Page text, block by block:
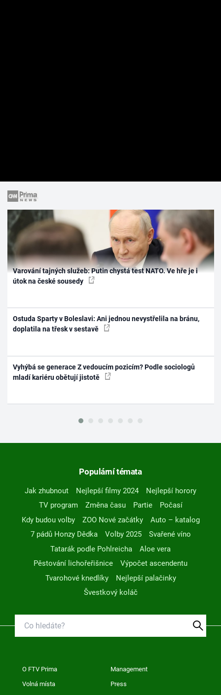
Varování tajných služeb: Putin chystá test NATO. Ve hře je i
útok na české sousedy
Ostuda Sparty v Boleslavi: Ani jednou nevystřelila na bránu,
doplatila na třesk v sestavě
Vyhýbá se generace Z vedoucím pozicím? Podle sociologů
mladí kariéru obětují jistotě
Populární témata
Jak zhubnout Nejlepší filmy 2024
Nejlepší horory
TV program
Změna času Partie
Počasí
Kdy budou volby
ZOO Nové začátky
Auto – katalog
7 pádů Honzy Dědka
Volby 2025
Svařené víno
Tatarák podle Pohlreicha
Aloe vera
Pěstování lichořeřišnice
Výpočet ascendentu
Tvarohové knedlíky
Nejlepší palačinky
Švestkový koláč
O FTV Prima Management
Volná místa Press